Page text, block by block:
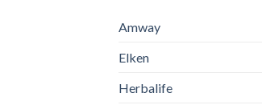
Amway
Elken
Herbalife